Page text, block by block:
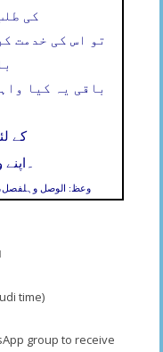
کی
تو اس کی خدمت
باقی یہ کیا
کے
۔
وعظ: الوصل وہلفصل،
time)
group to receive